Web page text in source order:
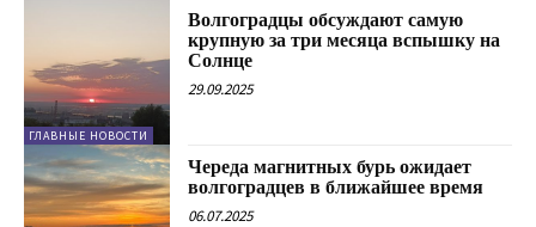
ГЛАВНЫЕ НОВОСТИ
Волгоградцы обсуждают самую
крупную за три месяца вспышку на
Солнце
29.09.2025
Череда магнитных бурь ожидает
волгоградцев в ближайшее время
06.07.2025